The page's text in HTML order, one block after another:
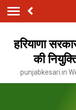
हरियाणा
की
punjabkesari.in